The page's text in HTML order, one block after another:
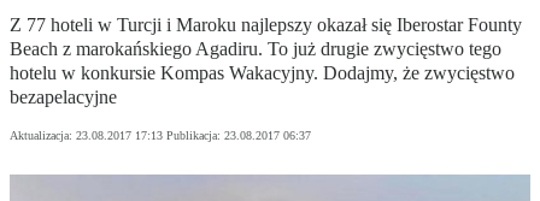
Z 77 hoteli w Turcji i Maroku najlepszy okazał się Iberostar Founty
Beach z marokańskiego Agadiru. To już drugie zwycięstwo tego
hotelu w konkursie Kompas Wakacyjny. Dodajmy, że zwycięstwo
bezapelacyjne
Aktualizacja: 23.08.2017 17:13 Publikacja: 23.08.2017 06:37